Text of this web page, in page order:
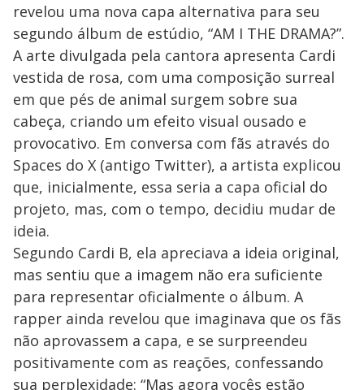
revelou uma nova capa alternativa para seu
segundo álbum de estúdio, “AM I THE DRAMA?”.
A arte divulgada pela cantora apresenta Cardi
vestida de rosa, com uma composição surreal
em que pés de animal surgem sobre sua
cabeça, criando um efeito visual ousado e
provocativo. Em conversa com fãs através do
Spaces do X (antigo Twitter), a artista explicou
que, inicialmente, essa seria a capa oficial do
projeto, mas, com o tempo, decidiu mudar de
ideia.
Segundo Cardi B, ela apreciava a ideia original,
mas sentiu que a imagem não era suficiente
para representar oficialmente o álbum. A
rapper ainda revelou que imaginava que os fãs
não aprovassem a capa, e se surpreendeu
positivamente com as reações, confessando
sua perplexidade: “Mas agora vocês estão